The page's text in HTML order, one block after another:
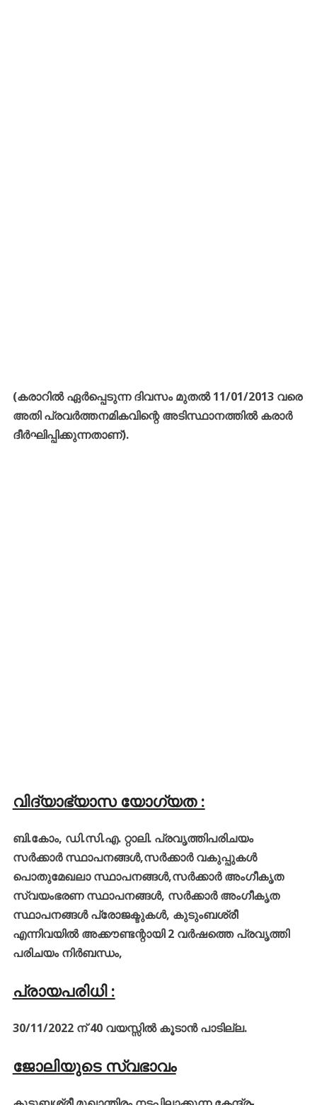
(കരാറിൽ ഏർപ്പെടുന്ന ദിവസം മുതൽ 11/01/2013 വരെ
അതി പ്രവർത്തനമികവിന്റെ അടിസ്ഥാനത്തിൽ കരാർ
ദീർഘിപ്പിക്കുന്നതാണ്).
വിദ്യാഭ്യാസ യോഗ്യത :
ബി.കോം, ഡി.സി.എ. റ്റാലി. പ്രവൃത്തിപരിചയം
സർക്കാർ സ്ഥാപനങ്ങൾ,സർക്കാർ വകുപ്പുകൾ
പൊതുമേഖലാ സ്ഥാപനങ്ങൾ,സർക്കാർ അംഗീകൃത
സ്വയംഭരണ സ്ഥാപനങ്ങൾ, സർക്കാർ അംഗീകൃത
സ്ഥാപനങ്ങൾ പ്രോജക്ടുകൾ, കുടുംബശ്രീ
എന്നിവയിൽ അക്കൗണ്ടന്റായി 2 വർഷത്തെ പ്രവൃത്തി
പരിചയം നിർബന്ധം,
പ്രായപരിധി :
30/11/2022 ന് 40 വയസ്സിൽ കൂടാൻ പാടില്ല.
ജോലിയുടെ സ്വഭാവം